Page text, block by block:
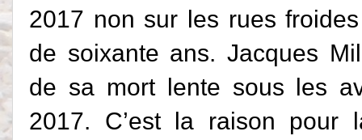
2017 non sur les rues
de soixante ans. Jacques
de sa mort lente sous les
2017. C’est la raison pour